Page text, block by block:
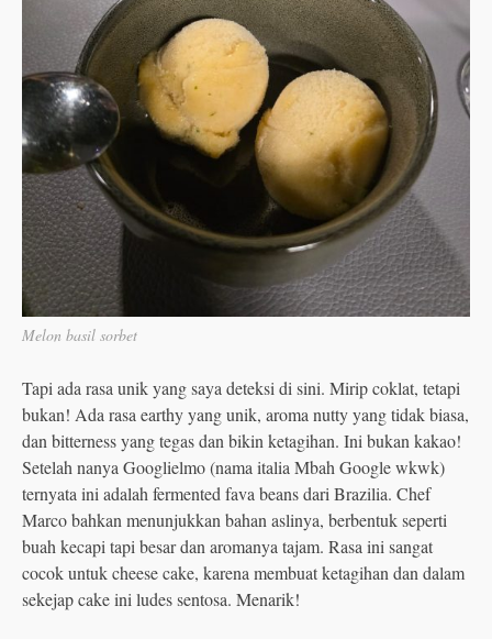
Melon basil sorbet
Tapi ada rasa unik yang saya deteksi di sini. Mirip coklat, tetapi
bukan! Ada rasa earthy yang unik, aroma nutty yang tidak biasa,
dan bitterness yang tegas dan bikin ketagihan. Ini bukan kakao!
Setelah nanya Googlielmo (nama italia Mbah Google wkwk)
ternyata ini adalah fermented fava beans dari Brazilia. Chef
Marco bahkan menunjukkan bahan aslinya, berbentuk seperti
buah kecapi tapi besar dan aromanya tajam. Rasa ini sangat
cocok untuk cheese cake, karena membuat ketagihan dan dalam
sekejap cake ini ludes sentosa. Menarik!